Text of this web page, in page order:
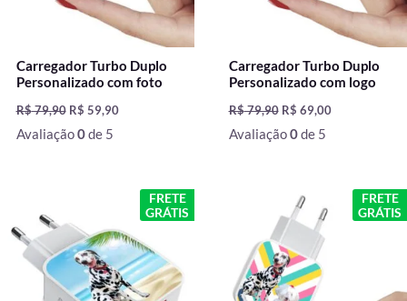
Carregador Turbo Duplo
Personalizado com foto
R$79,90 R$ 59,90
Avaliação0de 5
Carregador Turbo Duplo
Personalizado com logo
R$79,90 R$ 69,00
Avaliação0de 5
FRETE
GRÁTIS
original
era:
R$ 79,90.
preço
é:
R$ 69,00.
FRETE
GRÁTIS
preço
original
era:
R$ 79,90.
preço